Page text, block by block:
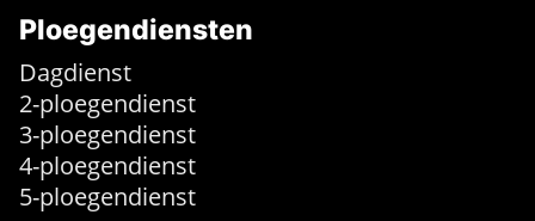
Ploegendiensten
Dagdienst
2-ploegendienst
3-ploegendienst
4-ploegendienst
5-ploegendienst